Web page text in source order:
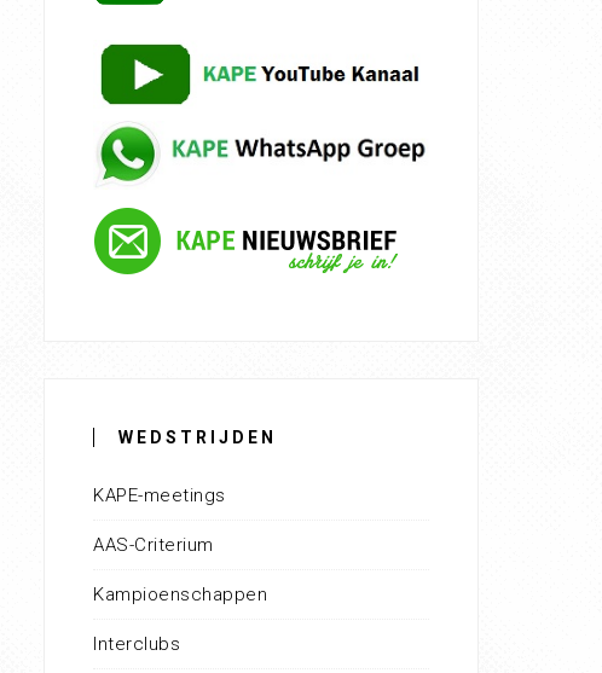
WEDSTRIJDEN
KAPE-meetings
AAS-Criterium
Kampioenschappen
Interclubs